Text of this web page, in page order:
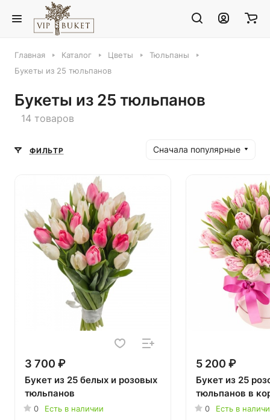
Главная Каталог Цветы
Тюльпаны
Букеты из 25 тюльпанов
Букеты из 25 тюльпанов
14 товаров
ФИЛЬТР Сначала популярные
3 700 ₽
Букет из 25 белых и розовых
тюльпанов
0 Есть в наличии
5 200 ₽
Букет из 25
тюльпанов в
0 Есть в